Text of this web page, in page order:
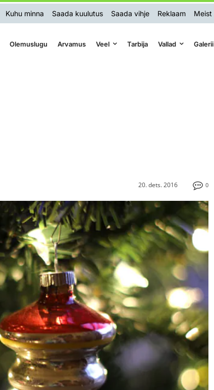
Kuhu minna Saada kuulutus Saada vihje Reklaam Meist
Olemuslugu Arvamus Veel Tarbija Vallad Galerii
0
20. dets. 2016